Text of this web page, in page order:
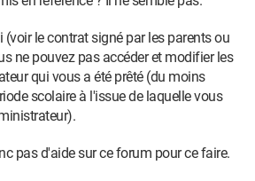
le contrat signé par les parents ou
ne pouvez pas accéder et modifier les
qui vous a été prêté (du moins
scolaire à l'issue de laquelle vous
pas d'aide sur ce forum pour ce faire.